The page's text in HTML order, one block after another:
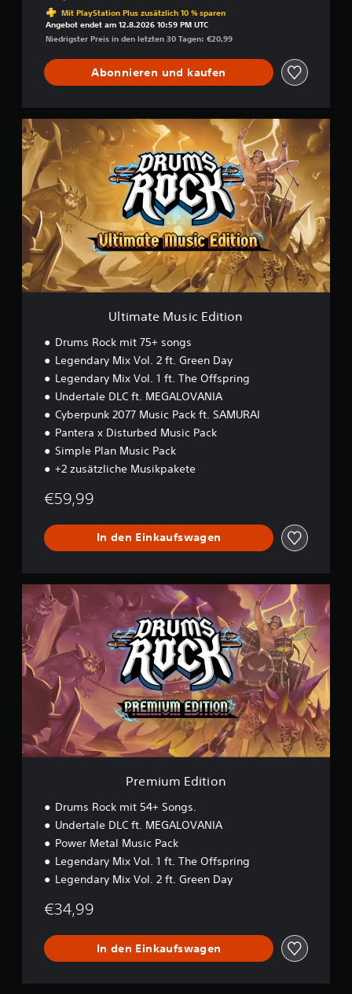
Mit PlayStation Plus zusätzlich 10 % sparen
Angebot endet am 12.8.2026 10:59 PM UTC
Niedrigster Preis in den letzten 30 Tagen: €20,99
Abonnieren und kaufen
U
l
t
i
a
t
e
s
i
c
Ultimate Music Edition
Drums Rock mit 75+ songs
Legendary Mix Vol. 2 ft. Green Day
Legendary Mix Vol. 1 ft. The Offspring
Undertale DLC ft. MEGALOVANIA
Cyberpunk 2077 Music Pack ft. SAMURAI
Pantera x Disturbed Music Pack
Simple Plan Music Pack
+2 zusätzliche Musikpakete
€59,99
In den Einkaufswagen
P
m
i
u
m
t
i
o
Premium Edition
Drums Rock mit 54+ Songs.
Undertale DLC ft. MEGALOVANIA
Power Metal Music Pack
Legendary Mix Vol. 1 ft. The Offspring
Legendary Mix Vol. 2 ft. Green Day
€34,99
In den Einkaufswagen